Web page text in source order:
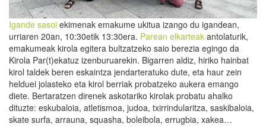
Igande sasoi ekimenak emakume ukitua izango du igandean,
urriaren 20an, 10:30etik 13:30era. Parean elkarteak antolaturik,
emakumeak kirola egitera bultzatzeko saio berezia egingo da
Kirola Par(t)ekatuz izenburuarekin. Bigarren aldiz, hiriko hainbat
kirol taldek beren eskaintza jendarteratuko dute, eta haur zein
helduei jolasteko eta kirol berriak probatzeko aukera emango
diete. Bertaratzen direnek askotariko kirolak probatu ahalko
dituzte: eskubaloia, atletismoa, judoa, txirrindularitza, saskibaloia,
skate surfa, arrauna, squasha, boleibola, errugbia, xakea…